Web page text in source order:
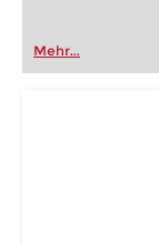
Mehr...